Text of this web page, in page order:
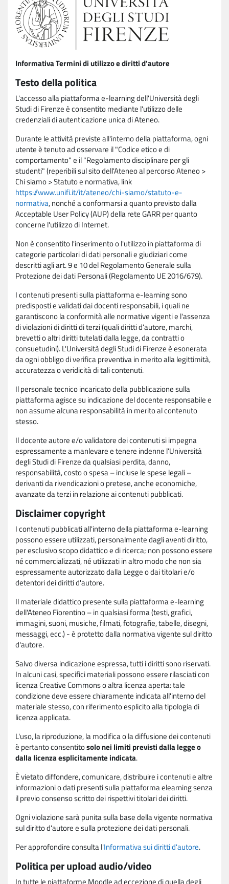
Informativa Termini di utilizzo e diritti d'autore
Testo della politica
L'accesso alla piattaforma e-learning dell'Università degli
Studi di Firenze è consentito mediante l'utilizzo delle
credenziali di autenticazione unica di Ateneo.
Durante le attività previste all'interno della piattaforma, ogni
utente è tenuto ad osservare il "Codice etico e di
comportamento" e il "Regolamento disciplinare per gli
studenti" (reperibili sul sito dell'Ateneo al percorso Ateneo >
Chi siamo > Statuto e normativa, link
https://www.unifi.it/it/ateneo/chi-siamo/statuto-e-
normativa, nonché a conformarsi a quanto previsto dalla
Acceptable User Policy (AUP) della rete GARR per quanto
concerne l'utilizzo di Internet.
Non è consentito l'inserimento o l'utilizzo in piattaforma di
categorie particolari di dati personali e giudiziari come
descritti agli art. 9 e 10 del Regolamento Generale sulla
Protezione dei dati Personali (Regolamento UE 2016/679).
I contenuti presenti sulla piattaforma e-learning sono
predisposti e validati dai docenti responsabili, i quali ne
garantiscono la conformità alle normative vigenti e l'assenza
di violazioni di diritti di terzi (quali diritti d'autore, marchi,
brevetti o altri diritti tutelati dalla legge, da contratti o
consuetudini). L'Università degli Studi di Firenze è esonerata
da ogni obbligo di verifica preventiva in merito alla legittimità,
accuratezza o veridicità di tali contenuti.
Il personale tecnico incaricato della pubblicazione sulla
piattaforma agisce su indicazione del docente responsabile e
non assume alcuna responsabilità in merito al contenuto
stesso.
Il docente autore e/o validatore dei contenuti si impegna
espressamente a manlevare e tenere indenne l'Università
degli Studi di Firenze da qualsiasi perdita, danno,
responsabilità, costo o spesa – incluse le spese legali –
derivanti da rivendicazioni o pretese, anche economiche,
avanzate da terzi in relazione ai contenuti pubblicati.
Disclaimer copyright
I contenuti pubblicati all'interno della piattaforma e-learning
possono essere utilizzati, personalmente dagli aventi diritto,
per esclusivo scopo didattico e di ricerca; non possono essere
né commercializzati, né utilizzati in altro modo che non sia
espressamente autorizzato dalla Legge o dai titolari e/o
detentori dei diritti d'autore.
Il materiale didattico presente sulla piattaforma e-learning
dell'Ateneo Fiorentino – in qualsiasi forma (testi, grafici,
immagini, suoni, musiche, filmati, fotografie, tabelle, disegni,
messaggi, ecc.) - è protetto dalla normativa vigente sul diritto
d'autore.
Salvo diversa indicazione espressa, tutti i diritti sono riservati.
In alcuni casi, specifici materiali possono essere rilasciati con
licenza Creative Commons o altra licenza aperta: tale
condizione deve essere chiaramente indicata all'interno del
materiale stesso, con riferimento esplicito alla tipologia di
licenza applicata.
L'uso, la riproduzione, la modifica o la diffusione dei contenuti
è pertanto consentitosolo nei limiti previsti dalla legge o
dalla licenza esplicitamente indicata.
È vietato diffondere, comunicare, distribuire i contenuti e altre
informazioni o dati presenti sulla piattaforma elearning senza
il previo consenso scritto dei rispettivi titolari dei diritti.
Ogni violazione sarà punita sulla base della vigente normativa
sul diritto d'autore e sulla protezione dei dati personali.
Per approfondire consulta l'Informativa sui diritti d'autore.
Politica per upload audio/video
In tutte le piattaforme Moodle ad eccezione di quella degli